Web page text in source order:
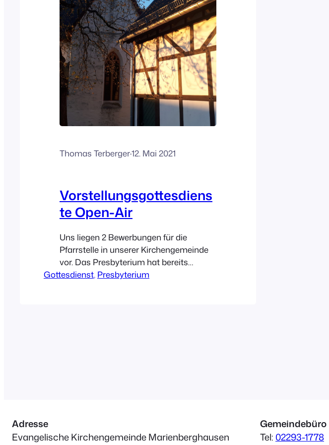
Thomas Terberger·12. Mai 2021
Vorstellungsgottesdiens
te Open-Air
Uns liegen 2 Bewerbungen für die
Pfarrstelle in unserer Kirchengemeinde
vor. Das Presbyterium hat bereits
Gespräche mit den Bewerberinnen
Gottesdienst, Presbyterium
Adresse
Evangelische Kirchengemeinde Marienberghausen
Gemeindebüro
Tel: 02293-1778